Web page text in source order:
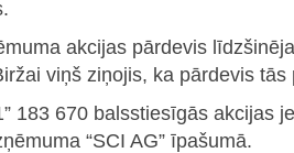
akcijas pārdevis
viņš ziņojis, ka pārdevis tās
183 670 balsstiesīgās akcijas
“SCI AG” īpašumā.